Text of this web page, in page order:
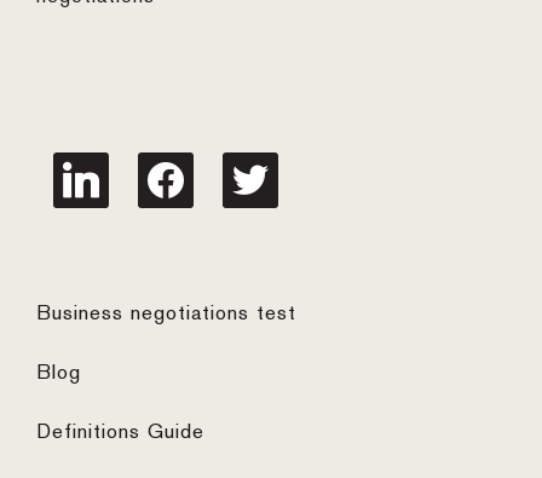
linkedin facebook twitter
Business negotiations test
Blog
Definitions Guide